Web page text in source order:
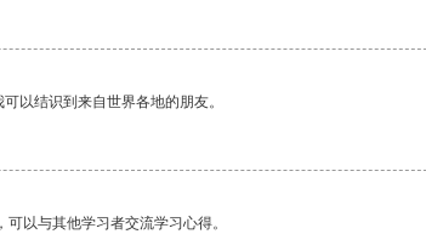
以结识到来自世界各地的朋友。
以与其他学习者交流学习心得。